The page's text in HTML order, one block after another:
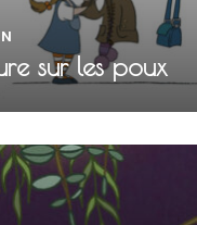
sur les poux